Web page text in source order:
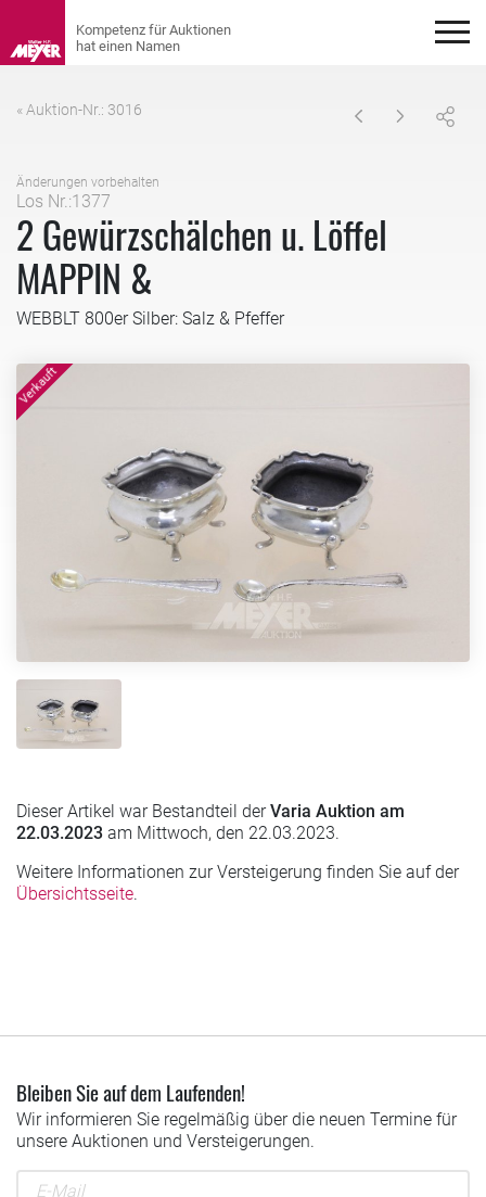
« Auktion-Nr.: 3016
Änderungen vorbehalten
Los Nr.:1377
2 Gewürzschälchen u. Löffel
MAPPIN &
WEBBLT 800er Silber: Salz & Pfeffer
Dieser Artikel war Bestandteil derVaria Auktion am
22.03.2023 am Mittwoch, den 22.03.2023.
Weitere Informationen zur Versteigerung finden Sie auf der
Übersichtsseite.
Bleiben Sie auf dem Laufenden!
Wir informieren Sie regelmäßig über die neuen Termine für
unsere Auktionen und Versteigerungen.